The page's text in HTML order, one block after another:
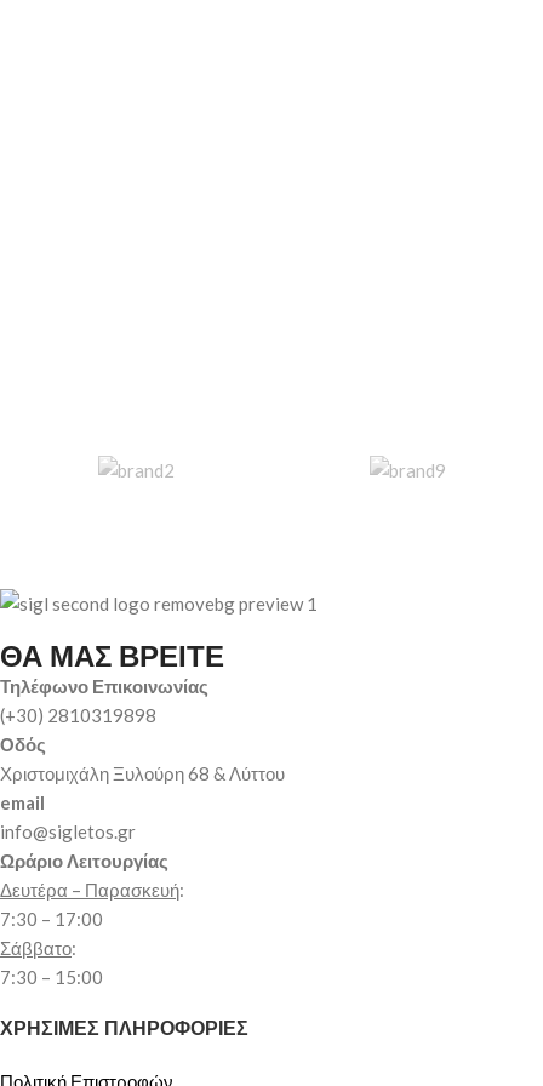
ΘΑ ΜΑΣ ΒΡΕΙΤΕ
Τηλέφωνο Επικοινωνίας
(+30) 2810319898
Οδός
Χριστομιχάλη Ξυλούρη 68 & Λύττου
email
info@sigletos.gr
Ωράριο Λειτουργίας
Δευτέρα – Παρασκευή:
7:30 – 17:00
Σάββατο:
7:30 – 15:00
ΧΡΗΣΙΜΕΣ ΠΛΗΡΟΦΟΡΙΕΣ
Πολιτική Επιστροφών